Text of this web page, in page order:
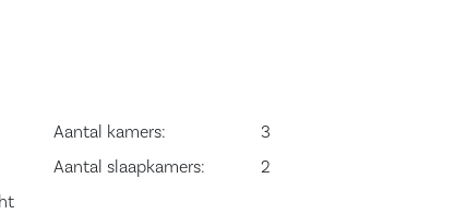
balkon, waar
Deze is
4-pits
Aantal kamers: 3
Aantal slaapkamers: 2